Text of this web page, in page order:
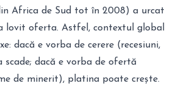
Africa de Sud tot în 2008) a urcat
lovit oferta. Astfel, contextul global
dacă e vorba de cerere (recesiuni,
dacă e vorba de ofertă
de minerit), platina poate crește.